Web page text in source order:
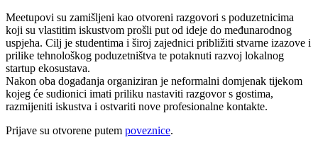
Meetupovi su zamišljeni kao otvoreni razgovori s poduzetnicima
koji su vlastitim iskustvom prošli put od ideje do međunarodnog
uspjeha. Cilj je studentima i široj zajednici približiti stvarne izazove i
prilike tehnološkog poduzetništva te potaknuti razvoj lokalnog
startup ekosustava.
Nakon oba događanja organiziran je neformalni domjenak tijekom
kojeg će sudionici imati priliku nastaviti razgovor s gostima,
razmijeniti iskustva i ostvariti nove profesionalne kontakte.
Prijave su otvorene putem poveznice.